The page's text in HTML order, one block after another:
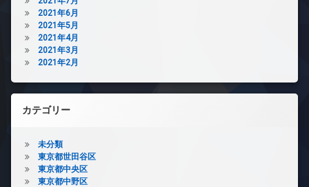
2021年6月
2021年5月
2021年4月
2021年3月
2021年2月
カテゴリー
未分類
東京都世田谷区
東京都中央区
東京都中野区